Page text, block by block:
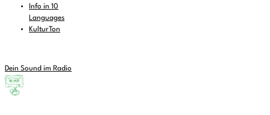
Info in 10
Languages
KulturTon
Dein Sound im Radio